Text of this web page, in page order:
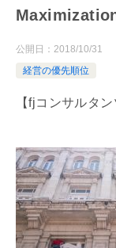
公開日： 2018/10/31
経営の優先順位
【fjコンサルタ